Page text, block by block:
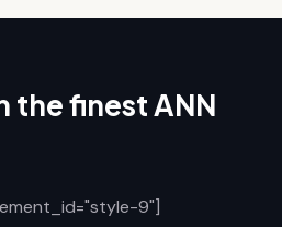
the finest ANN
9"]